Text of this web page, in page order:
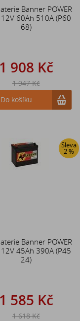
Banner POWER
12V 60Ah 510A (P60
68)
1 908 Kč
1 947 Kč
Do košíku
Sleva
2 %
Banner POWER
12V 45Ah 390A (P45
24)
1 585 Kč
1 618 Kč